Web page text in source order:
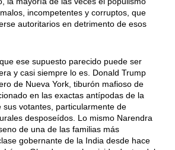
incompetentes y corruptos, que
autoritarios en detrimento de esos
ese supuesto parecido puede ser
y casi siempre lo es. Donald Trump
de Nueva York, tiburón mafioso de
en las exactas antípodas de la
votantes, particularmente de
desposeídos. Lo mismo Narendra
de una de las familias más
gobernante de la India desde hace